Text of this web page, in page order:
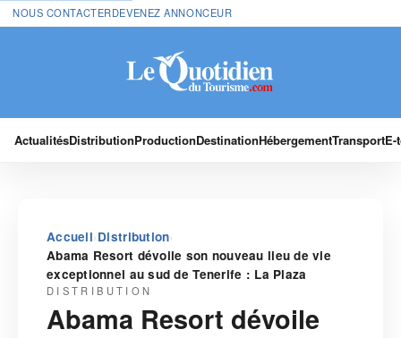
NOUS CONTACTERDEVENEZ ANNONCEUR
ActualitésDistributionProductionDestinationHébergementTransport
Accueil›Distribution›
Abama Resort dévoile son nouveau lieu de vie
exceptionnel au sud de Tenerife : La Plaza
DISTRIBUTION
Abama Resort dévoile